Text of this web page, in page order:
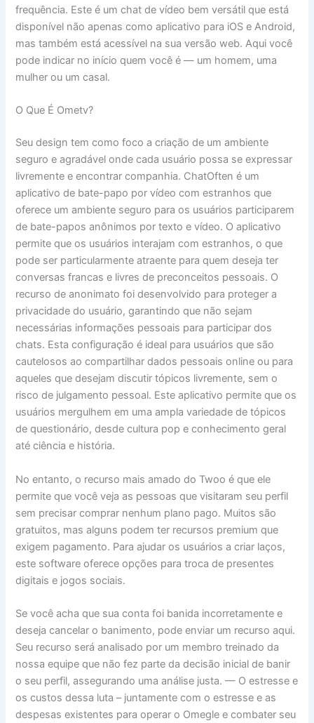
frequência. Este é um chat de vídeo bem versátil que está
disponível não apenas como aplicativo para iOS e Android,
mas também está acessível na sua versão web. Aqui você
pode indicar no início quem você é — um homem, uma
mulher ou um casal.
O Que É Ometv?
Seu design tem como foco a criação de um ambiente
seguro e agradável onde cada usuário possa se expressar
livremente e encontrar companhia. ChatOften é um
aplicativo de bate-papo por vídeo com estranhos que
oferece um ambiente seguro para os usuários participarem
de bate-papos anônimos por texto e vídeo. O aplicativo
permite que os usuários interajam com estranhos, o que
pode ser particularmente atraente para quem deseja ter
conversas francas e livres de preconceitos pessoais. O
recurso de anonimato foi desenvolvido para proteger a
privacidade do usuário, garantindo que não sejam
necessárias informações pessoais para participar dos
chats. Esta configuração é ideal para usuários que são
cautelosos ao compartilhar dados pessoais online ou para
aqueles que desejam discutir tópicos livremente, sem o
risco de julgamento pessoal. Este aplicativo permite que os
usuários mergulhem em uma ampla variedade de tópicos
de questionário, desde cultura pop e conhecimento geral
até ciência e história.
No entanto, o recurso mais amado do Twoo é que ele
permite que você veja as pessoas que visitaram seu perfil
sem precisar comprar nenhum plano pago. Muitos são
gratuitos, mas alguns podem ter recursos premium que
exigem pagamento. Para ajudar os usuários a criar laços,
este software oferece opções para troca de presentes
digitais e jogos sociais.
Se você acha que sua conta foi banida incorretamente e
deseja cancelar o banimento, pode enviar um recurso aqui.
Seu recurso será analisado por um membro treinado da
nossa equipe que não fez parte da decisão inicial de banir
o seu perfil, assegurando uma análise justa. — O estresse e
os custos dessa luta – juntamente com o estresse e as
despesas existentes para operar o Omegle e combater seu